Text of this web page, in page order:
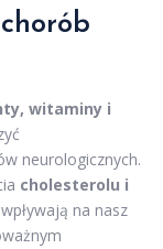
witaminy i
neurologicznych.
cholesterolu i
na nasz